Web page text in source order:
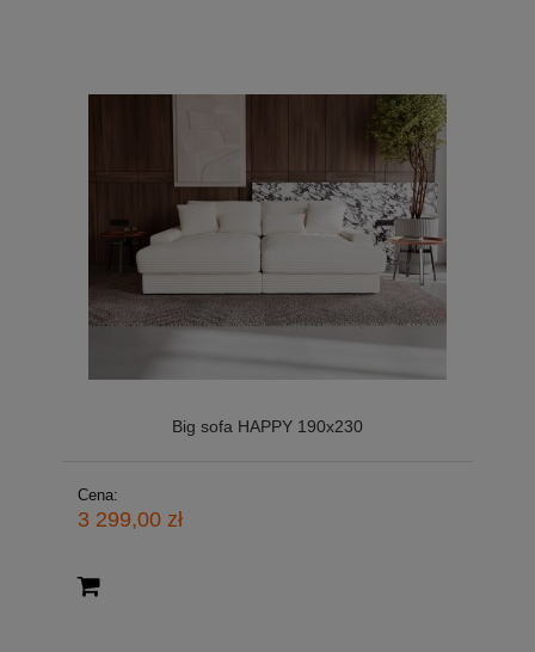
Big sofa HAPPY 190x230
Cena:
3 299,00 zł